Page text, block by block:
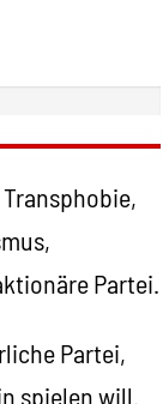
Partei.
Partei,
spielen will.